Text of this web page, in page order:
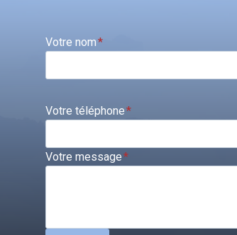
Votre nom*
Votre téléphone*
Votre message*